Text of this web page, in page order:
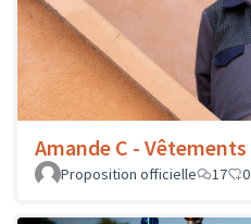
Amande C - Vêtements
Proposition officielle 17 0